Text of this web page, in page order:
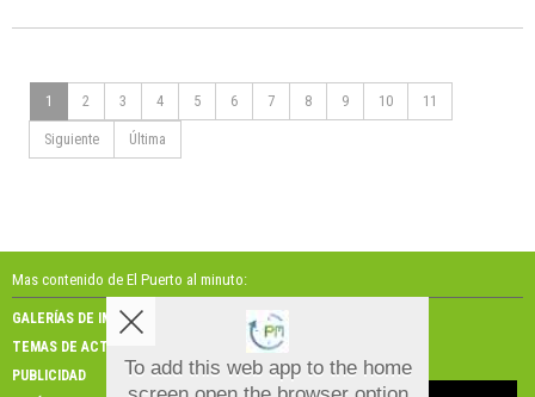
1 2 3 4 5 6 7 8 9 10 11
Siguiente Última
Mas contenido de El Puerto al minuto:
GALERÍAS DE IMÁGENES
GALERÍAS DE VÍDEOS
TEMAS DE ACTUALIDAD
NOSOTROS
PUBLICIDAD
CONTACTO
To add this web app to the home